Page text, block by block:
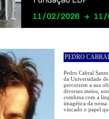
PEDRO
Pedro Cabral
da Universidade
percorrem a sua
diversos meios,
combina com a
imagética da
vincado o papel